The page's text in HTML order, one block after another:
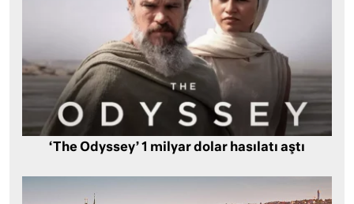
‘The Odyssey’ 1 milyar dolar hasılatı aştı